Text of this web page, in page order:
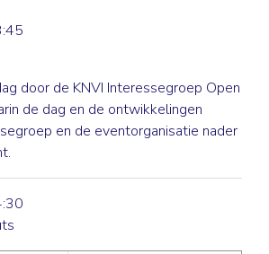
door de KNVI Interessegroep Open
de dag en de ontwikkelingen
en de eventorganisatie nader